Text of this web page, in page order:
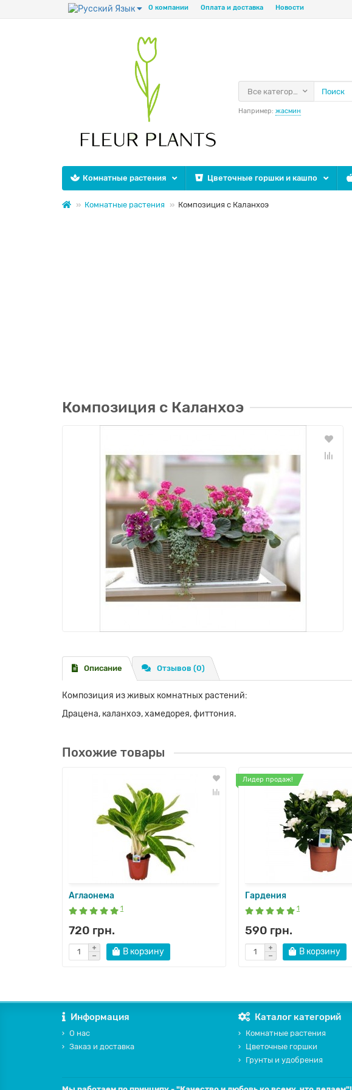
Язык О компании Оплата и доставка Новости
Все категории
Например: жасмин
Комнатные растения Цветочные горшки и кашпо
Комнатные растения Композиция с Каланхоэ
Композиция с Каланхоэ
Описание Отзывов (0)
Композиция из живых комнатных растений:
Драцена, каланхоэ, хамедорея, фиттония.
Похожие товары
Аглаонема
1
720 грн.
В корзину
Лидер продаж!
Гардения
1
590 грн.
В корзину
Информация
О нас
Заказ и доставка
Каталог категорий
Комнатные растения
Цветочные горшки
Грунты и удобрения